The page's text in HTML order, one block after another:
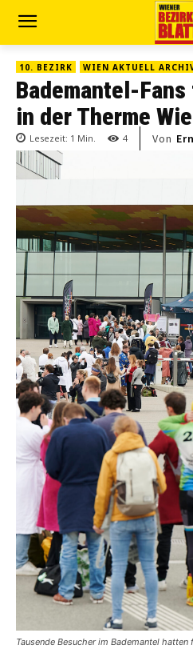
10. BEZIRK WIEN AKTUELL
Bademantel-
in der Therme
Lesezeit: 1 Min. 4 Von
Tausende Besucher im Bademantel